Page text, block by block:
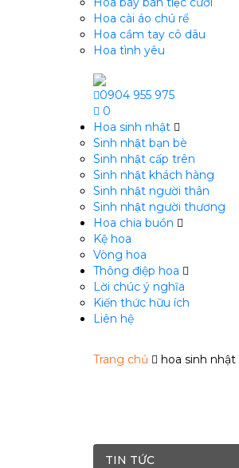
Hoa cài áo chú rể
Hoa cầm tay cô dâu
Hoa tình yêu
0904 955 975
0
Hoa sinh nhật
Sinh nhật bạn bè
Sinh nhật cấp trên
Sinh nhật khách hàng
Sinh nhật người thân
Sinh nhật người thương
Hoa chia buồn
Kệ hoa
Vòng hoa
Thông điệp hoa
Lời chúc ý nghĩa
Kiến thức hữu ích
Liên hệ
Trang chủ hoa sinh nhật
TIN TỨC